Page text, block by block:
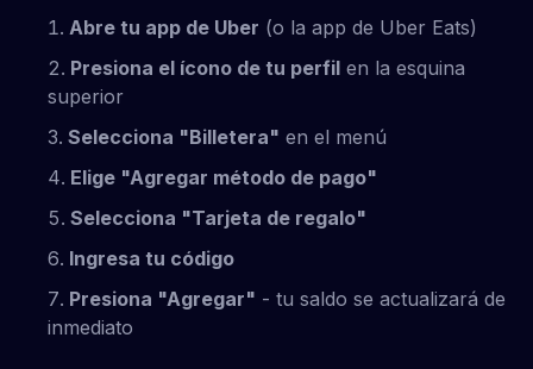
Abre tu app de Uber (o la app de Uber Eats)
Presiona el ícono de tu perfil en la esquina
superior
Selecciona "Billetera" en el menú
Elige "Agregar método de pago"
Selecciona "Tarjeta de regalo"
Ingresa tu código
Presiona "Agregar" - tu saldo se actualizará de
inmediato